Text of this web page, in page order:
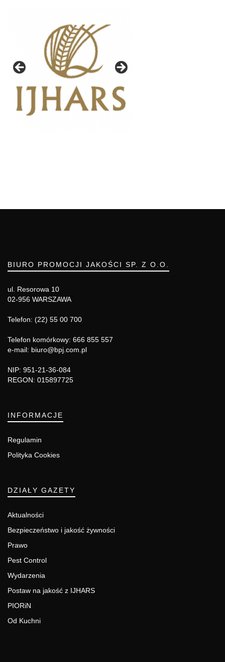
BIURO PROMOCJI JAKOŚCI SP. Z O.O.
ul. Resorowa 10
02-956 WARSZAWA
Telefon: (22) 55 00 700
Telefon komórkowy: 666 855 557
e-mail: biuro@bpj.com.pl
NIP: 951-21-36-084
REGON: 015897725
INFORMACJE
Regulamin
Polityka Cookies
DZIAŁY GAZETY
Aktualności
Bezpieczeństwo i jakość żywności
Prawo
Pest Control
Wydarzenia
Postaw na jakość z IJHARS
PIORiN
Od Kuchni